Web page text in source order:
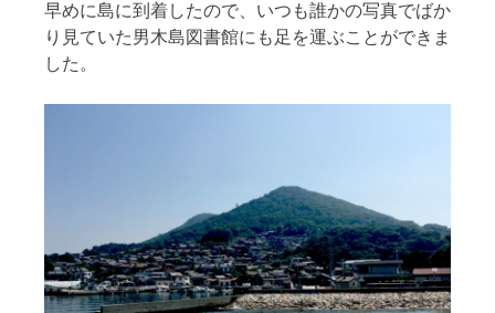
早めに島に到着したので、いつも誰かの写真でばか
り見ていた男木島図書館にも足を運ぶことができま
した。